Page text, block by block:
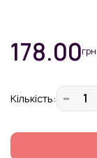
178.00грн
Кiлькiсть: